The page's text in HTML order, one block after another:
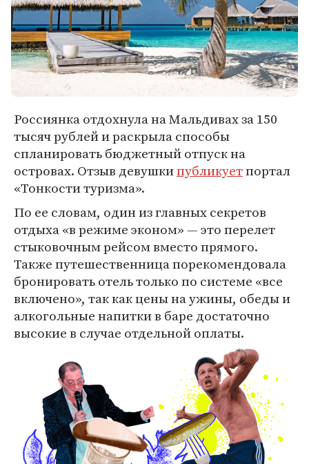
Россиянка отдохнула на Мальдивах за 150
тысяч рублей и раскрыла способы
спланировать бюджетный отпуск на
островах. Отзыв девушкипубликуетпортал
«Тонкости туризма».
По ее словам, один из главных секретов
отдыха «в режиме эконом» — это перелет
стыковочным рейсом вместо прямого.
Также путешественница порекомендовала
бронировать отель только по системе «все
включено», так как цены на ужины, обеды и
алкогольные напитки в баре достаточно
высокие в случае отдельной оплаты.